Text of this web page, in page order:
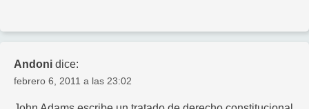
Andoni dice:
febrero 6, 2011 a las 23:02